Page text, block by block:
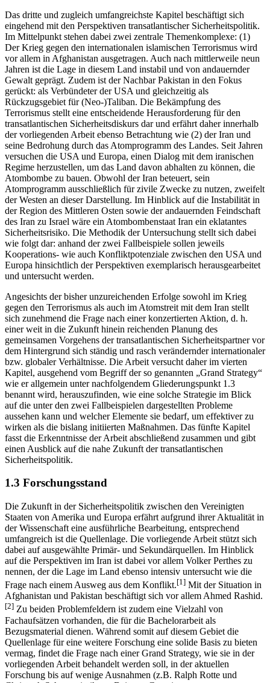
Das dritte und zugleich umfangreichste Kapitel beschäftigt sich
eingehend mit den Perspektiven transatlantischer Sicherheitspolitik.
Im Mittelpunkt stehen dabei zwei zentrale Themenkomplexe: (1)
Der Krieg gegen den internationalen islamischen Terrorismus wird
vor allem in Afghanistan ausgetragen. Auch nach mittlerweile neun
Jahren ist die Lage in diesem Land instabil und von andauernder
Gewalt geprägt. Zudem ist der Nachbar Pakistan in den Fokus
gerückt: als Verbündeter der USA und gleichzeitig als
Rückzugsgebiet für (Neo-)Taliban. Die Bekämpfung des
Terrorismus stellt eine entscheidende Herausforderung für den
transatlantischen Sicherheitsdiskurs dar und erfährt daher innerhalb
der vorliegenden Arbeit ebenso Betrachtung wie (2) der Iran und
seine Bedrohung durch das Atomprogramm des Landes. Seit Jahren
versuchen die USA und Europa, einen Dialog mit dem iranischen
Regime herzustellen, um das Land davon abhalten zu können, die
Atombombe zu bauen. Obwohl der Iran beteuert, sein
Atomprogramm ausschließlich für zivile Zwecke zu nutzen, zweifelt
der Westen an dieser Darstellung. Im Hinblick auf die Instabilität in
der Region des Mittleren Osten sowie der andauernden Feindschaft
des Iran zu Israel wäre ein Atombombenstaat Iran ein eklatantes
Sicherheitsrisiko. Die Methodik der Untersuchung stellt sich dabei
wie folgt dar: anhand der zwei Fallbeispiele sollen jeweils
Kooperations- wie auch Konfliktpotenziale zwischen den USA und
Europa hinsichtlich der Perspektiven exemplarisch herausgearbeitet
und untersucht werden.
Angesichts der bisher unzureichenden Erfolge sowohl im Krieg
gegen den Terrorismus als auch im Atomstreit mit dem Iran stellt
sich zunehmend die Frage nach einer konzertierten Aktion, d. h.
einer weit in die Zukunft hinein reichenden Planung des
gemeinsamen Vorgehens der transatlantischen Sicherheitspartner vor
dem Hintergrund sich ständig und rasch verändernder internationaler
bzw. globaler Verhältnisse. Die Arbeit versucht daher im vierten
Kapitel, ausgehend vom Begriff der so genannten „Grand Strategy“
wie er allgemein unter nachfolgendem Gliederungspunkt 1.3
benannt wird, herauszufinden, wie eine solche Strategie im Blick
auf die unter den zwei Fallbeispielen dargestellten Probleme
aussehen kann und welcher Elemente sie bedarf, um effektiver zu
wirken als die bislang initiierten Maßnahmen. Das fünfte Kapitel
fasst die Erkenntnisse der Arbeit abschließend zusammen und gibt
einen Ausblick auf die nahe Zukunft der transatlantischen
Sicherheitspolitik.
1.3 Forschungsstand
Die Zukunft in der Sicherheitspolitik zwischen den Vereinigten
Staaten von Amerika und Europa erfährt aufgrund ihrer Aktualität in
der Wissenschaft eine ausführliche Bearbeitung, entsprechend
umfangreich ist die Quellenlage. Die vorliegende Arbeit stützt sich
dabei auf ausgewählte Primär- und Sekundärquellen. Im Hinblick
auf die Perspektiven im Iran ist dabei vor allem Volker Perthes zu
nennen, der die Lage im Land ebenso intensiv untersucht wie die
Frage nach einem Ausweg aus dem Konflikt.[1] Mit der Situation in
Afghanistan und Pakistan beschäftigt sich vor allem Ahmed Rashid.
[2] Zu beiden Problemfeldern ist zudem eine Vielzahl von
Fachaufsätzen vorhanden, die für die Bachelorarbeit als
Bezugsmaterial dienen. Während somit auf diesem Gebiet die
Quellenlage für eine weitere Forschung eine solide Basis zu bieten
vermag, findet die Frage nach einer Grand Strategy, wie sie in der
vorliegenden Arbeit behandelt werden soll, in der aktuellen
Forschung bis auf wenige Ausnahmen (z.B. Ralph Rotte und